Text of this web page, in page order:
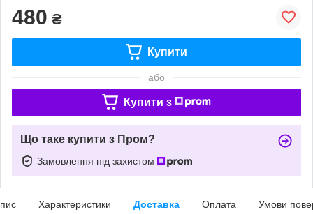
480 ₴
Купити
або
Купити з
Що таке купити з Пром?
Замовлення під захистом
Характеристики Доставка Оплата Умови